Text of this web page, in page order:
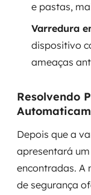
e pastas,
Varredura
dispositivo
ameaças
Resolvendo
Depois que a
apresentará
encontradas. A
de segurança